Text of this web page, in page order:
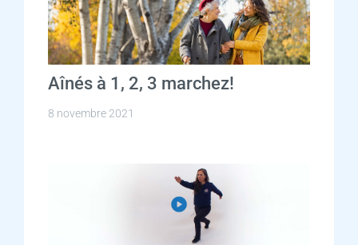
Aînés à 1, 2, 3 marchez!
8 novembre 2021